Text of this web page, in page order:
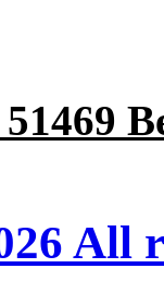
All